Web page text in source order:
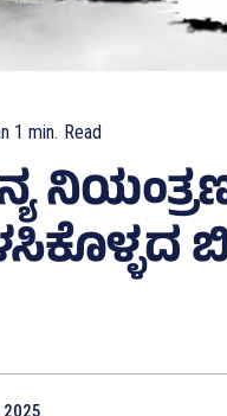
1 min. Read
2025